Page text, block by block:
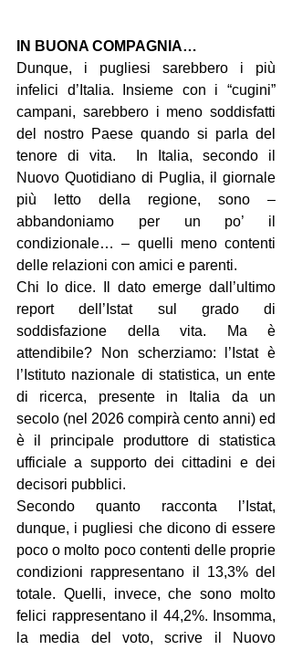
IN BUONA COMPAGNIA…
Dunque, i pugliesi sarebbero i più
infelici d’Italia. Insieme con i “cugini”
campani, sarebbero i meno soddisfatti
del nostro Paese quando si parla del
tenore di vita.  In Italia, secondo il
Nuovo Quotidiano di Puglia, il giornale
più letto della regione, sono –
abbandoniamo per un po’ il
condizionale… – quelli meno contenti
delle relazioni con amici e parenti.
Chi lo dice. Il dato emerge dall’ultimo
report dell’Istat sul grado di
soddisfazione della vita. Ma è
attendibile? Non scherziamo: l’Istat è
l’Istituto nazionale di statistica, un ente
di ricerca, presente in Italia da un
secolo (nel 2026 compirà cento anni) ed
è il principale produttore di statistica
ufficiale a supporto dei cittadini e dei
decisori pubblici.
Secondo quanto racconta l’Istat,
dunque, i pugliesi che dicono di essere
poco o molto poco contenti delle proprie
condizioni rappresentano il 13,3% del
totale. Quelli, invece, che sono molto
felici rappresentano il 44,2%. Insomma,
la media del voto, scrive il Nuovo